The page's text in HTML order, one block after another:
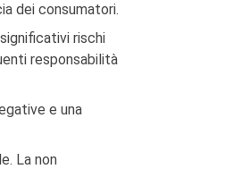
dei consumatori.
rischi
responsabilità
e una
La non